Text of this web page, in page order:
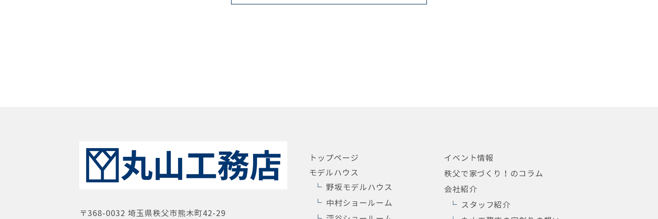
〒368-0032 埼玉県秩父市熊木町42-29
トップページ
モデルハウス
野坂モデルハウス
中村ショールーム
イベント情報
秩父で家づくり！のコラム
会社紹介
スタッフ紹介